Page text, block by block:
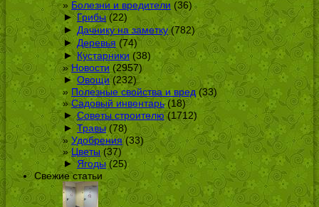
Болезни и вредители (36)
► Грибы(22)
► Дачнику на заметку(782)
► Деревья (74)
► Кустарники (38)
Новости (2957)
► Овощи(232)
Полезные свойства и вред(33)
Садовый инвентарь(18)
► Советы строителю(1712)
► Травы(78)
Удобрения(33)
Цветы(37)
► Ягоды(25)
Свежие статьи